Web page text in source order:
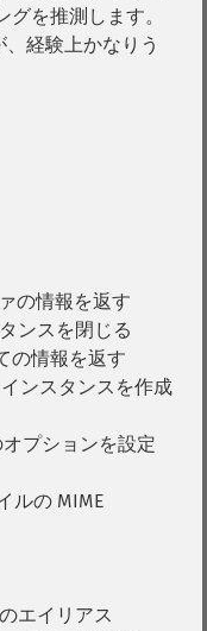
を推測します。
経験上かなりう
の情報を返す
ンスを閉じる
の情報を返す
ンスタンスを作成
プションを設定
ルの MIME
エイリアス